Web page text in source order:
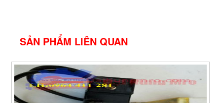
SẢN PHẨM LIÊN QUAN